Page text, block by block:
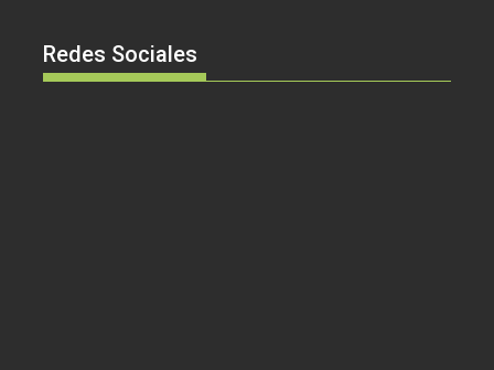
Redes Sociales